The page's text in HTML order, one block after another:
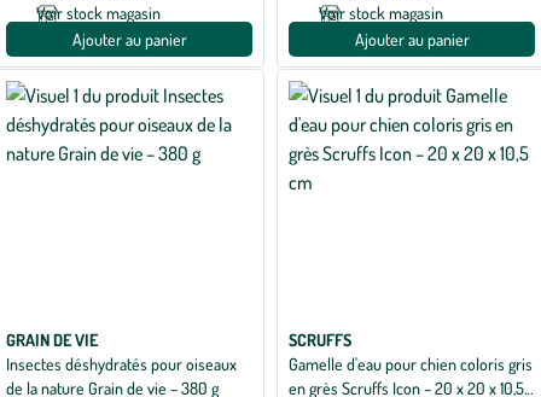
Voir stock magasin
Ajouter au panier
Voir stock magasin
Ajouter au panier
GRAIN DE VIE
Insectes déshydratés pour oiseaux
de la nature Grain de vie – 380 g
SCRUFFS
Gamelle d'eau pour chien coloris gris
en grès Scruffs Icon – 20 x 20 x 10,5